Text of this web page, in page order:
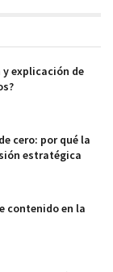
y explicación de
cero: por qué la
estratégica
contenido en la